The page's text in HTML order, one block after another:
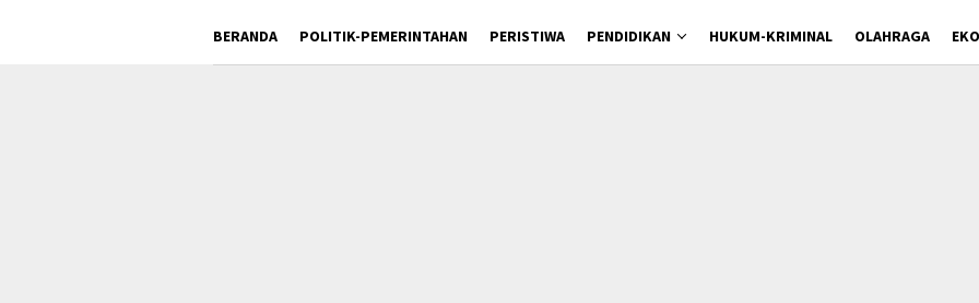
BERANDA POLITIK-PEMERINTAHAN PERISTIWA PENDIDIKAN HUKUM-KRIMINAL OLAHRAGA